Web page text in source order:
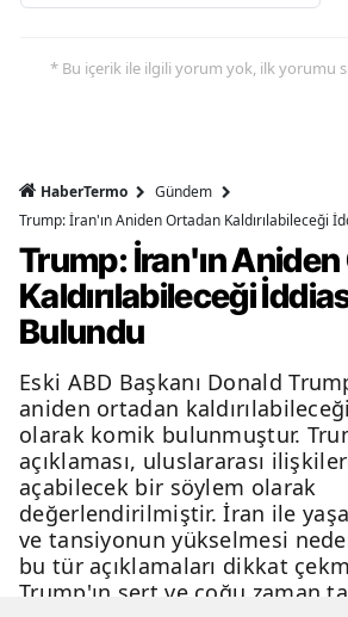
* Bu içerik ile ilgili yorum yok, ilk yorumu
HaberTermo
Gündem
Trump: İran'ın Aniden Ortadan Kaldırılabileceği
Trump: İran'ın
Kaldırılabileceği
Bulundu
Eski ABD Başkanı Donald
aniden ortadan
olarak komik bulunmuştur.
açıklaması, uluslararası
açabilecek bir söylem olarak
değerlendirilmiştir. İran ile
ve tansiyonun yükselmesi
bu tür açıklamaları dikkat
Trump'ın sert ve çoğu zaman